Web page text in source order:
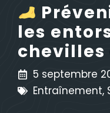
les
chevilles
5 septembre
Entraînement,